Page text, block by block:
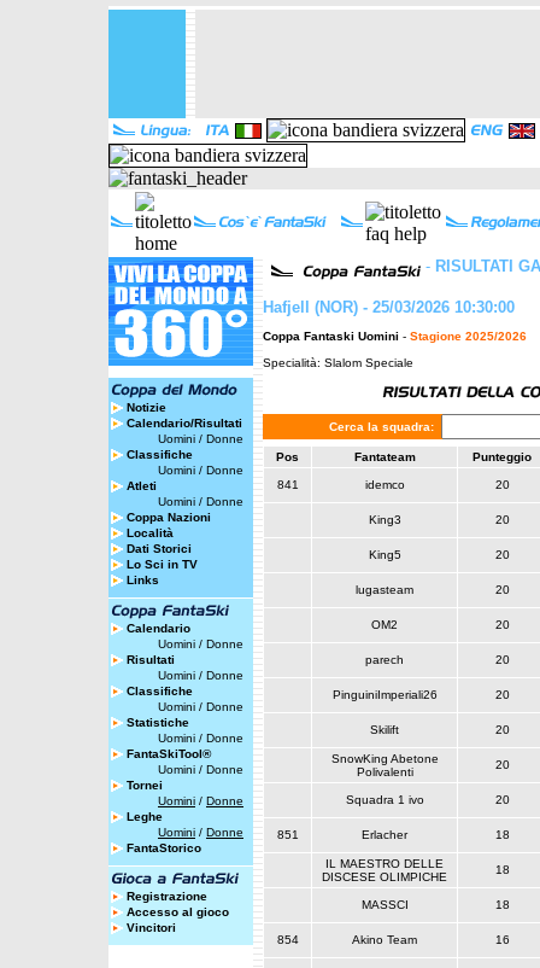
Notizie
Calendario/Risultati
Uomini / Donne
Classifiche
Uomini / Donne
Atleti
Uomini / Donne
Coppa Nazioni
Località
Dati Storici
Lo Sci in TV
Links
Calendario
Uomini / Donne
Risultati
Uomini / Donne
Classifiche
Uomini / Donne
Statistiche
Uomini / Donne
FantaSkiTool®
Uomini / Donne
Tornei
Uomini / Donne
Leghe
Uomini / Donne
FantaStorico
Registrazione
Accesso al gioco
Vincitori
- RISULTATI
Hafjell (NOR) - 25/03/2026 10:30:00
Coppa Fantaski Uomini - Stagione 2025/2026
Specialità: Slalom Speciale
Cerca la squadra:
Pos Fantateam Punteggio
841 idemco 20
King3 20
King5 20
lugasteam 20
OM2 20
parech 20
PinguiniImperiali26 20
Skilift 20
SnowKing Abetone
Polivalenti
20
Squadra 1 ivo 20
851 Erlacher 18
IL MAESTRO DELLE
DISCESE OLIMPICHE
18
MASSCI 18
854 Akino Team 16